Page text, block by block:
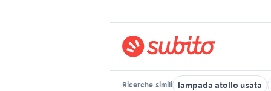
Ricerche simili lampada atollo usata